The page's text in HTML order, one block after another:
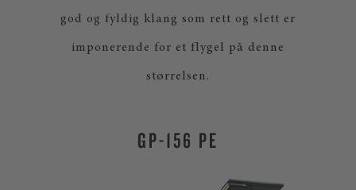
god og fyldig klang som rett og slett er
imponerende for et flygel på denne
størrelsen.
GP-156 PE